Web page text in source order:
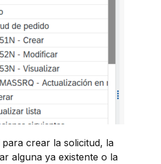
para crear la solicitud, la
alguna ya existente o la